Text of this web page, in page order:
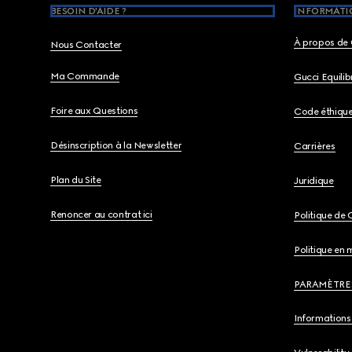
BESOIN D'AIDE ?
Nous Contacter
Ma Commande
Foire aux Questions
Désinscription à la Newsletter
Plan du Site
Renoncer au contrat ici
À propos de
Gucci
Code
Carrières
Juridique
Politique de
Politique en
Informations